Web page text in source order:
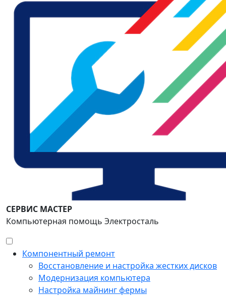
СЕРВИС МАСТЕР
Компьютерная помощь Электросталь
Компонентный ремонт
Восстановление и настройка жестких дисков
Модернизация компьютера
Настройка майнинг фермы